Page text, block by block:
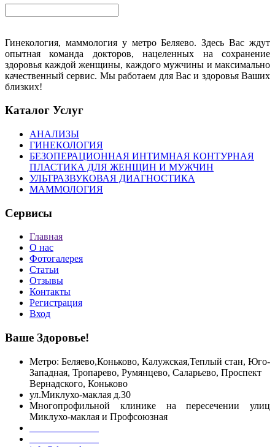
Гинекология, маммология у метро Беляево. Здесь Вас ждут
опытная команда докторов, нацеленных на сохранение
здоровья каждой женщины, каждого мужчины и максимально
качественный сервис. Мы работаем для Вас и здоровья Ваших
близких!
Каталог Услуг
АНАЛИЗЫ
ГИНЕКОЛОГИЯ
БЕЗОПЕРАЦИОННАЯ ИНТИМНАЯ КОНТУРНАЯ
ПЛАСТИКА ДЛЯ ЖЕНЩИН И МУЖЧИН
УЛЬТРАЗВУКОВАЯ ДИАГНОСТИКА
МАММОЛОГИЯ
Сервисы
Главная
О нас
Фотогалерея
Статьи
Отзывы
Контакты
Регистрация
Вход
Ваше Здоровье!
Метро: Беляево,Коньково, Калужская,Теплый стан, Юго-
Западная, Тропарево, Румянцево, Саларьево, Проспект
Вернадского, Коньково
ул.Миклухо-маклая д.30
Многопрофильной клинике на пересечении улиц
Миклухо-маклая и Профсоюзная